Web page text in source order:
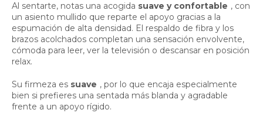
Al sentarte, notas una acogida suave y confortable , con
un asiento mullido que reparte el apoyo gracias a la
espumación de alta densidad. El respaldo de fibra y los
brazos acolchados completan una sensación envolvente,
cómoda para leer, ver la televisión o descansar en posición
relax.
Su firmeza es suave , por lo que encaja especialmente
bien si prefieres una sentada más blanda y agradable
frente a un apoyo rígido.